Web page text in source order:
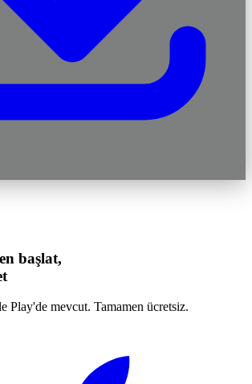
başlat,
Play'de mevcut. Tamamen ücretsiz.